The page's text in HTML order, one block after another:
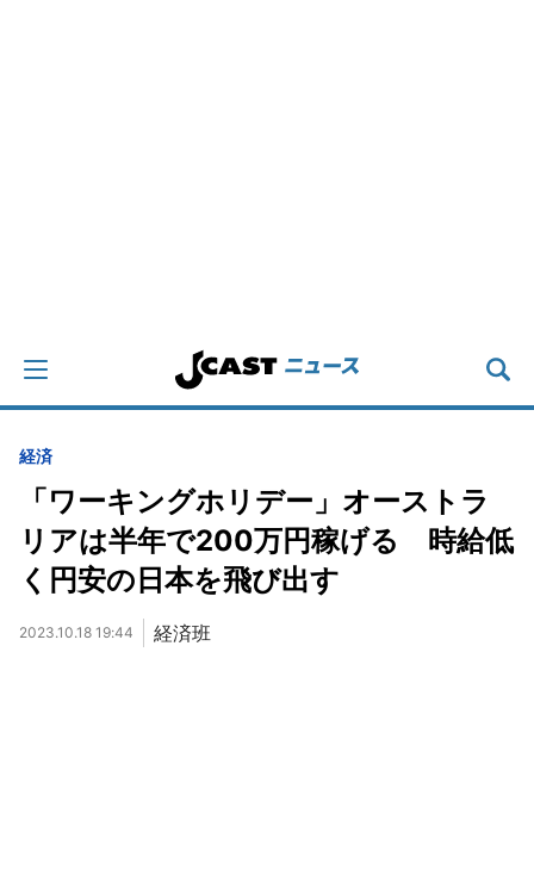
経済
「ワーキングホリデー」オーストラ
リアは半年で200万円稼げる 時給低
く円安の日本を飛び出す
2023.10.18 19:44 経済班